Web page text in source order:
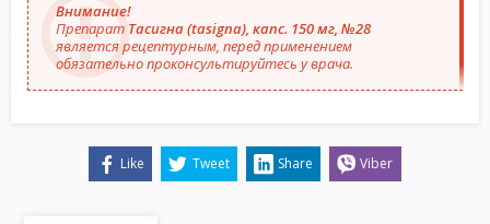
Внимание!
Препарат Тасигна (tasigna), капс. 150 мг, №28
является рецептурным, перед применением
обязательно проконсультируйтесь у врача.
Like Tweet Share Viber